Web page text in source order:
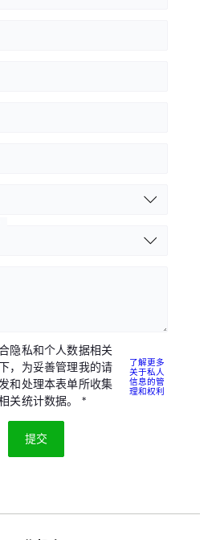
隐私和个人数据相关
，为妥善管理我的请
和处理本表单所收集
关统计数据。
了解更多
关于私人
信息的管
理和权利